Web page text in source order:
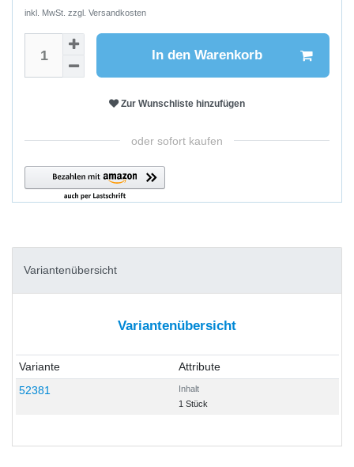
inkl. MwSt. zzgl. Versandkosten
In den Warenkorb
Zur Wunschliste hinzufügen
oder sofort kaufen
Variantenübersicht
Variantenübersicht
Variante
Attribute
52381
Inhalt
1 Stück